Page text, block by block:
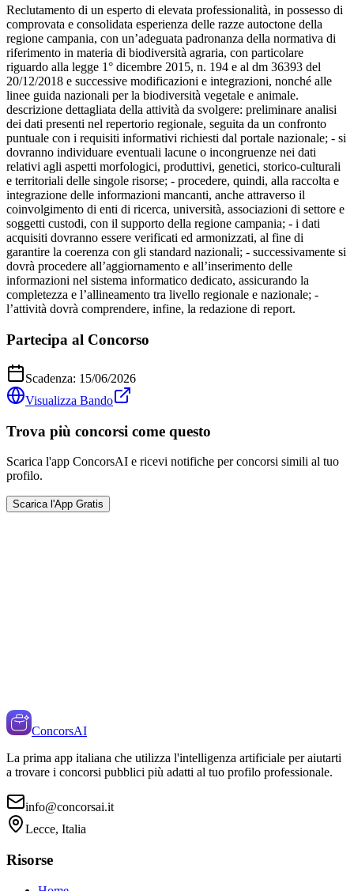
Reclutamento di un esperto di elevata professionalità, in possesso di
comprovata e consolidata esperienza delle razze autoctone della
regione campania, con un’adeguata padronanza della normativa di
riferimento in materia di biodiversità agraria, con particolare
riguardo alla legge 1° dicembre 2015, n. 194 e al dm 36393 del
20/12/2018 e successive modificazioni e integrazioni, nonché alle
linee guida nazionali per la biodiversità vegetale e animale.
descrizione dettagliata della attività da svolgere: preliminare analisi
dei dati presenti nel repertorio regionale, seguita da un confronto
puntuale con i requisiti informativi richiesti dal portale nazionale; - si
dovranno individuare eventuali lacune o incongruenze nei dati
relativi agli aspetti morfologici, produttivi, genetici, storico-culturali
e territoriali delle singole risorse; - procedere, quindi, alla raccolta e
integrazione delle informazioni mancanti, anche attraverso il
coinvolgimento di enti di ricerca, università, associazioni di settore e
soggetti custodi, con il supporto della regione campania; - i dati
acquisiti dovranno essere verificati ed armonizzati, al fine di
garantire la coerenza con gli standard nazionali; - successivamente si
dovrà procedere all’aggiornamento e all’inserimento delle
informazioni nel sistema informatico dedicato, assicurando la
completezza e l’allineamento tra livello regionale e nazionale; -
l’attività dovrà comprendere, infine, la redazione di report.
Partecipa al Concorso
Scadenza: 15/06/2026
Visualizza Bando
Trova più concorsi come questo
Scarica l'app ConcorsAI e ricevi notifiche per concorsi simili al tuo
profilo.
Scarica l'App Gratis
ConcorsAI
La prima app italiana che utilizza l'intelligenza artificiale per aiutarti
a trovare i concorsi pubblici più adatti al tuo profilo professionale.
info@concorsai.it
Lecce, Italia
Risorse